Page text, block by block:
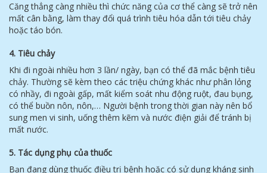
Căng thẳng càng nhiều thì chức năng của cơ thể càng sẽ trở nên
mất cân bằng, làm thay đổi quá trình tiêu hóa dẫn tới tiêu chảy
hoặc táo bón.
4. Tiêu chảy
Khi đi ngoài nhiều hơn 3 lần/ ngày, bạn có thể đã mắc bệnh tiêu
chảy. Thường sẽ kèm theo các triệu chứng khác như phân lỏng
có nhầy, đi ngoài gấp, mất kiểm soát nhu động ruột, đau bụng,
có thể buồn nôn, nôn,… Người bệnh trong thời gian này nên bổ
sung men vi sinh, uống thêm kẽm và nước điện giải để tránh bị
mất nước.
5. Tác dụng phụ của thuốc
Bạn đang dùng thuốc điều trị bệnh hoặc có sử dụng kháng sinh